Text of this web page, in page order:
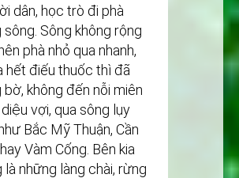
dân, học trò đi phà
sông. Sông không rộng
phà nhỏ qua nhanh,
hết điếu thuốc thì đã
bờ, không đến nỗi miên
vợi, qua sông lụy
Bắc Mỹ Thuận, Cần
Vàm Cống. Bên kia
là những làng chài, rừng